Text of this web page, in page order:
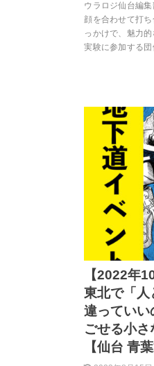
ウラロジ仙台編
顔を合わせて打
っかけで、魅力
実験に参加する
【2022年
東北で「人
違っていい
ごせる小さ
【仙台 青